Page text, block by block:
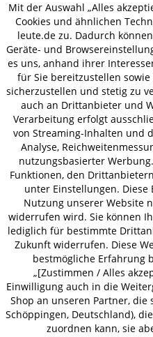
VERSAND
AGB
© 2026
* Alle Preise inkl. gesetzl.
Mit der Auswahl „Alles
Cookies und ähnlichen
leute.de zu. Dadurch
Geräte- und
es uns, anhand ihrer
für Sie bereitzustellen
sicherzustellen und stetig zu
auch an Drittanbieter und
Verarbeitung erfolgt
von Streaming-Inhalten und
Analyse,
nutzungsbasierter
Funktionen, den
unter Einstellungen.
Nutzung unserer Website
widerrufen wird. Sie können
lediglich für bestimmte
Zukunft widerrufen. Diese
bestmögliche Erfahrung
„[Zustimmen / Alles
Einwilligung auch in die
Shop an unseren Partner, die
Schöppingen, Deutschland),
zuordnen kann, sie